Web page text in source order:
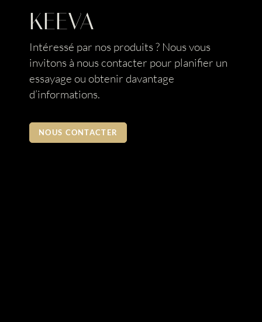
KEEVA
Intéressé par nos produits ? Nous vous
invitons à nous contacter pour planifier un
essayage ou obtenir davantage
d’informations.
NOUS CONTACTER